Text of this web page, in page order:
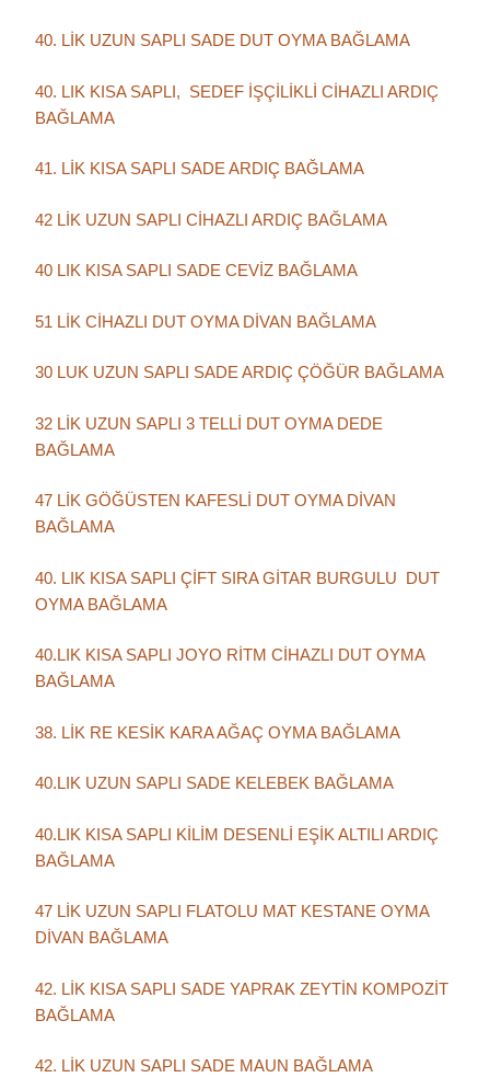
40. LİK UZUN SAPLI SADE DUT OYMA BAĞLAMA
40. LIK KISA SAPLI, SEDEF İŞÇİLİKLİ CİHAZLI ARDIÇ
BAĞLAMA
41. LİK KISA SAPLI SADE ARDIÇ BAĞLAMA
42 LİK UZUN SAPLI CİHAZLI ARDIÇ BAĞLAMA
40 LIK KISA SAPLI SADE CEVİZ BAĞLAMA
51 LİK CİHAZLI DUT OYMA DİVAN BAĞLAMA
30 LUK UZUN SAPLI SADE ARDIÇ ÇÖĞÜR BAĞLAMA
32 LİK UZUN SAPLI 3 TELLİ DUT OYMA DEDE
BAĞLAMA
47 LİK GÖĞÜSTEN KAFESLİ DUT OYMA DİVAN
BAĞLAMA
40. LIK KISA SAPLI ÇİFT SIRA GİTAR BURGULU DUT
OYMA BAĞLAMA
40.LIK KISA SAPLI JOYO RİTM CİHAZLI DUT OYMA
BAĞLAMA
38. LİK RE KESİK KARA AĞAÇ OYMA BAĞLAMA
40.LIK UZUN SAPLI SADE KELEBEK BAĞLAMA
40.LIK KISA SAPLI KİLİM DESENLİ EŞİK ALTILI ARDIÇ
BAĞLAMA
47 LİK UZUN SAPLI FLATOLU MAT KESTANE OYMA
DİVAN BAĞLAMA
42. LİK KISA SAPLI SADE YAPRAK ZEYTİN KOMPOZİT
BAĞLAMA
42. LİK UZUN SAPLI SADE MAUN BAĞLAMA